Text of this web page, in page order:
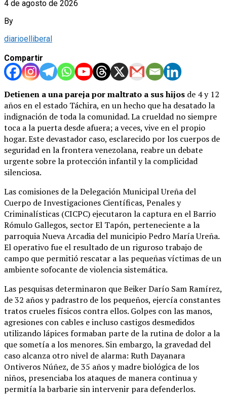
4 de agosto de 2026
By
diarioelliberal
Compartir
Detienen a una pareja por maltrato a sus hijos de 4 y 12
años en el estado Táchira, en un hecho que ha desatado la
indignación de toda la comunidad. La crueldad no siempre
toca a la puerta desde afuera; a veces, vive en el propio
hogar. Este devastador caso, esclarecido por los cuerpos de
seguridad en la frontera venezolana, reabre un debate
urgente sobre la protección infantil y la complicidad
silenciosa.
Las comisiones de la Delegación Municipal Ureña del
Cuerpo de Investigaciones Científicas, Penales y
Criminalísticas (CICPC) ejecutaron la captura en el Barrio
Rómulo Gallegos, sector El Tapón, perteneciente a la
parroquia Nueva Arcadia del municipio Pedro María Ureña.
El operativo fue el resultado de un riguroso trabajo de
campo que permitió rescatar a las pequeñas víctimas de un
ambiente sofocante de violencia sistemática.
Las pesquisas determinaron que Beiker Darío Sam Ramírez,
de 32 años y padrastro de los pequeños, ejercía constantes
tratos crueles físicos contra ellos. Golpes con las manos,
agresiones con cables e incluso castigos desmedidos
utilizando lápices formaban parte de la rutina de dolor a la
que sometía a los menores. Sin embargo, la gravedad del
caso alcanza otro nivel de alarma: Ruth Dayanara
Ontiveros Núñez, de 35 años y madre biológica de los
niños, presenciaba los ataques de manera continua y
permitía la barbarie sin intervenir para defenderlos.